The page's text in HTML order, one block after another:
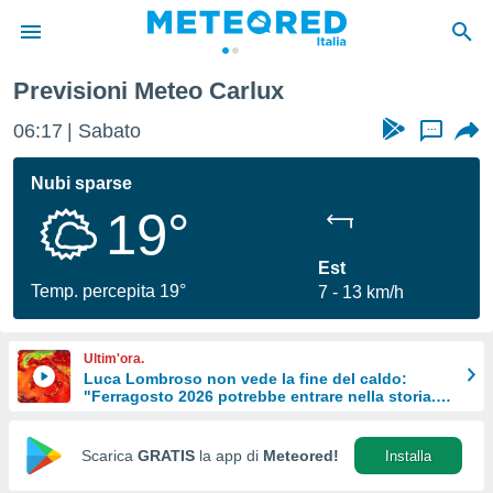
di
per
le
di
Web
Previsioni Meteo Carlux
06:17 Sabato ...
Nubi sparse
19°
Temp. percepita 19°
Est
7
13 km/h
Ultim'ora.
Luca Lombroso non vede la fine del caldo:
"Ferragosto 2026 potrebbe entrare nella storia.
Scarica GRATIS la app di Meteored! Installa